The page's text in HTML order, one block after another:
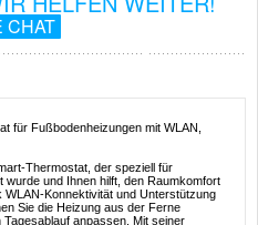
CHAT
für Fußbodenheizungen mit WLAN,
Thermostat, der speziell für
und Ihnen hilft, den Raumkomfort
Konnektivität und Unterstützung
Sie die Heizung aus der Ferne
anpassen. Mit seiner